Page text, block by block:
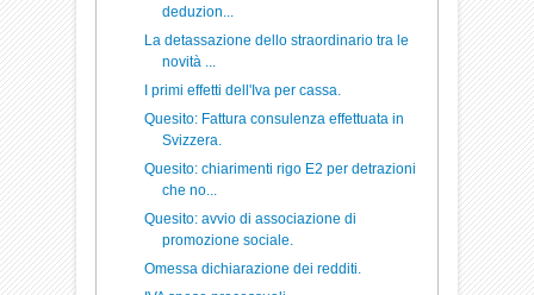
deduzion...
La detassazione dello straordinario tra le
novità ...
I primi effetti dell'Iva per cassa.
Quesito: Fattura consulenza effettuata in
Svizzera.
Quesito: chiarimenti rigo E2 per detrazioni
che no...
Quesito: avvio di associazione di
promozione sociale.
Omessa dichiarazione dei redditi.